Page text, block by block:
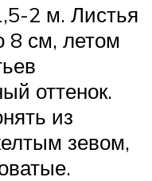
2 м. Листья
8 см, летом
оттенок.
из
зевом,